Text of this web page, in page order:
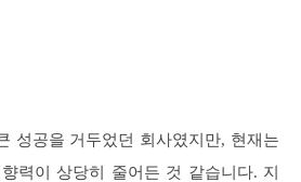
성공을 거두었던 회사였지만, 현재는
력이 상당히 줄어든 것 같습니다. 지